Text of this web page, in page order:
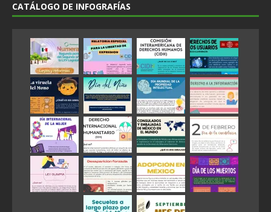
CATÁLOGO DE INFOGRAFÍAS